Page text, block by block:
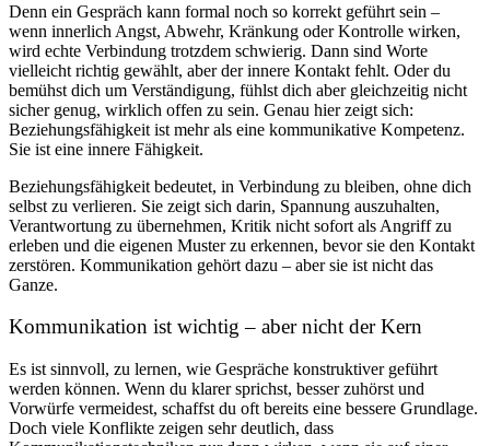
Denn ein Gespräch kann formal noch so korrekt geführt sein –
wenn innerlich Angst, Abwehr, Kränkung oder Kontrolle wirken,
wird echte Verbindung trotzdem schwierig. Dann sind Worte
vielleicht richtig gewählt, aber der innere Kontakt fehlt. Oder du
bemühst dich um Verständigung, fühlst dich aber gleichzeitig nicht
sicher genug, wirklich offen zu sein. Genau hier zeigt sich:
Beziehungsfähigkeit ist mehr als eine kommunikative Kompetenz.
Sie ist eine innere Fähigkeit.
Beziehungsfähigkeit bedeutet, in Verbindung zu bleiben, ohne dich
selbst zu verlieren. Sie zeigt sich darin, Spannung auszuhalten,
Verantwortung zu übernehmen, Kritik nicht sofort als Angriff zu
erleben und die eigenen Muster zu erkennen, bevor sie den Kontakt
zerstören. Kommunikation gehört dazu – aber sie ist nicht das
Ganze.
Kommunikation ist wichtig – aber nicht der Kern
Es ist sinnvoll, zu lernen, wie Gespräche konstruktiver geführt
werden können. Wenn du klarer sprichst, besser zuhörst und
Vorwürfe vermeidest, schaffst du oft bereits eine bessere Grundlage.
Doch viele Konflikte zeigen sehr deutlich, dass